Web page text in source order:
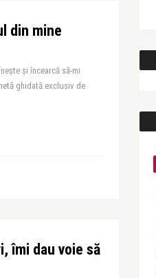
din mine
și încearcă să-mi
ghidată exclusiv de
îmi dau voie să